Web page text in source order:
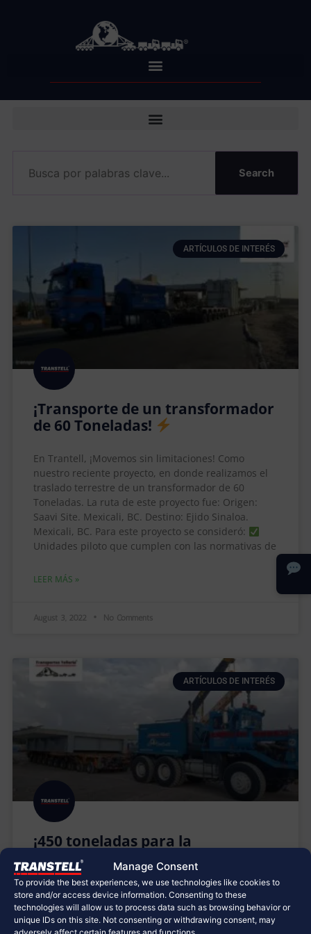
Manage Consent
To provide the best experiences, we use technologies like cookies to
store and/or access device information. Consenting to these
technologies will allow us to process data such as browsing behavior or
unique IDs on this site. Not consenting or withdrawing consent, may
Search
ARTÍCULOS DE INTERÉS
¡Transporte de un transformador
de 60 Toneladas!
En Trantell, ¡Movemos sin limitaciones! Como
nuestro reciente proyecto, en donde realizamos el
traslado terrestre de un transformador de 60
Toneladas. La ruta de este proyecto fue: Origen:
Saavi Site. Mexicali, BC. Destino: Ejido Sinaloa.
Mexicali, BC. Para este proyecto se consideró:
Unidades piloto que cumplen con las normativas de
LEER MÁS »
August 3, 2022 No Comments
ARTÍCULOS DE INTERÉS
¡450 toneladas para la
infraestructura del transporte en
nuestro país!
¡Somos parte del primer sistema de Trolebús
elevado en el mundo! ????????️???????? Proyecto para